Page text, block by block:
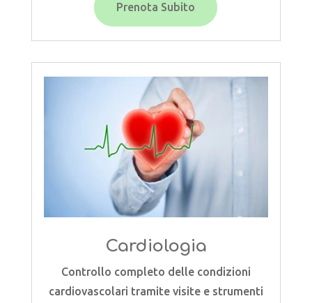
Prenota Subito
Cardiologia
Controllo completo delle condizioni
cardiovascolari tramite visite e strumenti